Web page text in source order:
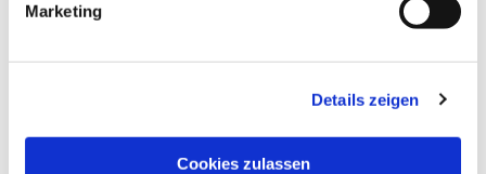
Marketing
Details zeigen
Cookies zulassen